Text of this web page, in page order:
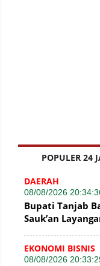
POPULER 24
DAERAH
08/08/2026
Bupati Tanjab
Sauk’an
WFC ?
EKONOMI BISNIS
08/08/2026